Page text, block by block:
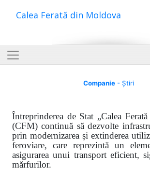
Calea Ferată din Moldova
Companie- Știri
Întreprinderea de Stat „Calea
(CFM) continuă să dezvolte
prin modernizarea și extinderea
feroviare, care reprezintă un
asigurarea unui transport eficient,
mărfurilor.